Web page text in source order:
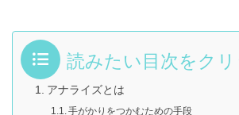
読みたい目次をクリ
アナライズとは
手がかりをつかむための手段